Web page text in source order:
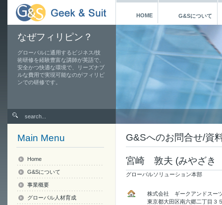
HOME G&Sについて
なぜフィリピン？
グローバルに通用するビジネス/技
術研修を経験豊富な講師が英語で、
安全かつ快適な環境で、リーズナブ
ルな費用で実現可能なのがフィリピ
ンでの研修です。
G&Sへのお問合せ/資
宮崎 敦夫 (みやざき
グローバルソリューション本部
株式会社 ギークアンドスー
東京都大田区南六郷二丁目
Main Menu
Home
G&Sについて
事業概要
グローバル人材育成